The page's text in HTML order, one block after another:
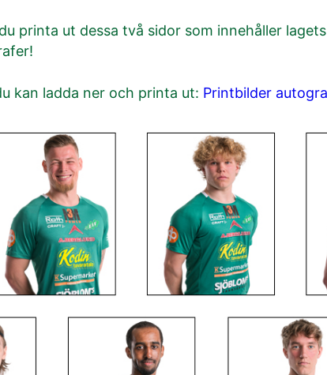
printa ut dessa två sidor som innehåller
kan ladda ner och printa ut: Printbilder